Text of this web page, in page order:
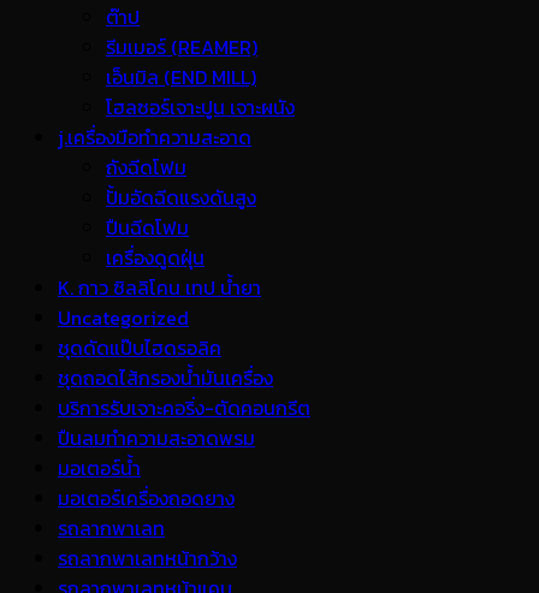
ต๊าป
รีมเมอร์ (REAMER)
เอ็นมิล (END MILL)
โฮลซอร์เจาะปูน เจาะผนัง
j.เครื่องมือทำความสะอาด
ถังฉีดโฟม
ปั้มอัดฉีดแรงดันสูง
ปืนฉีดโฟม
เครื่องดูดฝุ่น
K. กาว ซิลลิโคน เทป น้ำยา
Uncategorized
ชุดดัดแป๊บไฮดรอลิค
ชุดถอดไส้กรองน้ำมันเครื่อง
บริการรับเจาะคอริ่ง-ตัดคอนกรีต
ปืนลมทำความสะอาดพรม
มอเตอร์น้ำ
มอเตอร์เครื่องถอดยาง
รถลากพาเลท
รถลากพาเลทหน้ากว้าง